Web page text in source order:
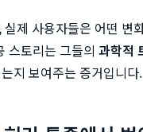
제 사용자들은 어떤 변
토리는 그들의 과학적
지 보여주는 증거입니다.